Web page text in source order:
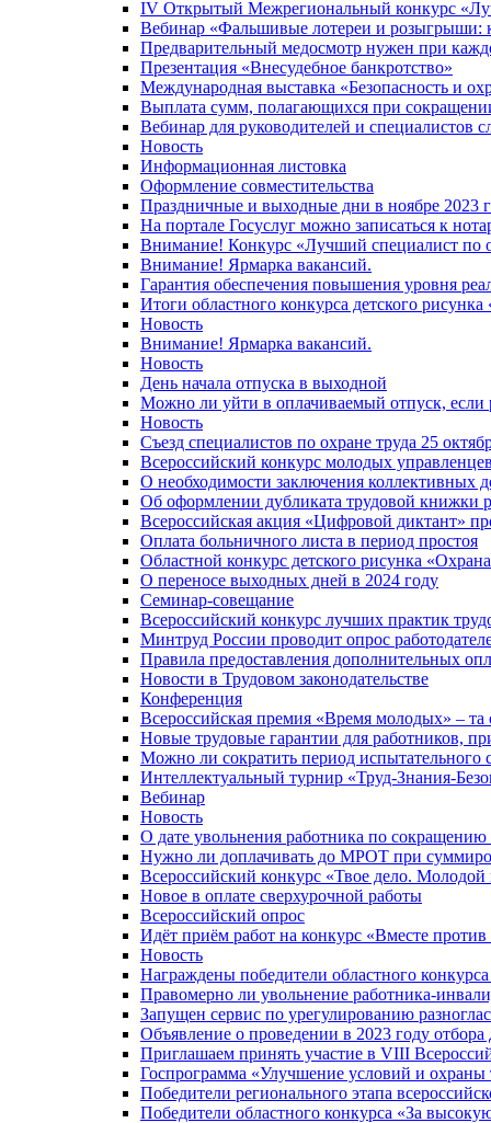
IV Открытый Межрегиональный конкурс
Вебинар «Фальшивые лотереи и розыгрыши:
Предварительный медосмотр нужен при
Презентация «Внесудебное банкротство»
Международная выставка «Безопасность и
Выплата сумм, полагающихся при
Вебинар для руководителей и специалистов
Новость
Информационная листовка
Оформление совместительства
Праздничные и выходные дни в ноябре 2023
На портале Госуслуг можно записаться к
Внимание! Конкурс «Лучший специалист по
Внимание! Ярмарка вакансий.
Гарантия обеспечения повышения уровня
Итоги областного конкурса детского
Новость
Внимание! Ярмарка вакансий.
Новость
День начала отпуска в выходной
Можно ли уйти в оплачиваемый отпуск, если
Новость
Съезд специалистов по охране труда 25
Всероссийский конкурс молодых
О необходимости заключения коллективных
Об оформлении дубликата трудовой книжки
Всероссийская акция «Цифровой диктант»
Оплата больничного листа в период простоя
Областной конкурс детского рисунка
О переносе выходных дней в 2024 году
Семинар-совещание
Всероссийский конкурс лучших практик
Минтруд России проводит опрос
Правила предоставления дополнительных
Новости в Трудовом законодательстве
Конференция
Всероссийская премия «Время молодых» – та
Новые трудовые гарантии для работников,
Можно ли сократить период испытательного
Интеллектуальный турнир «Труд-Знания-
Вебинар
Новость
О дате увольнения работника по сокращению
Нужно ли доплачивать до МРОТ при
Всероссийский конкурс «Твое дело.
Новое в оплате сверхурочной работы
Всероссийский опрос
Идёт приём работ на конкурс «Вместе
Новость
Награждены победители областного
Правомерно ли увольнение работника-
Запущен сервис по урегулированию
Объявление о проведении в 2023 году отбора
Приглашаем принять участие в VIII
Госпрограмма «Улучшение условий и охраны
Победители регионального этапа
Победители областного конкурса «За